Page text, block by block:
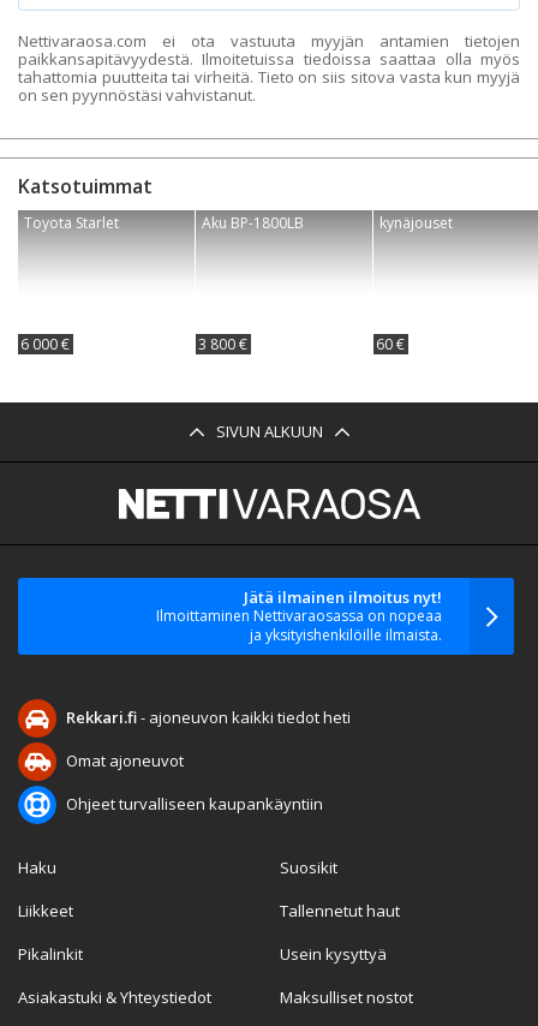
Nettivaraosa.com ei ota vastuuta myyjän antamien tietojen
paikkansapitävyydestä. Ilmoitetuissa tiedoissa saattaa olla myös
tahattomia puutteita tai virheitä. Tieto on siis sitova vasta kun myyjä
on sen pyynnöstäsi vahvistanut.
Katsotuimmat
Toyota Starlet
6 000 €
Aku BP-1800LB
3 800 €
kynäjouset
60 €
SIVUN ALKUUN
Jätä ilmainen ilmoitus nyt!
Ilmoittaminen Nettivaraosassa on nopeaa
ja yksityishenkilöille ilmaista.
Rekkari.fi- ajoneuvon kaikki tiedot heti
Omat ajoneuvot
Ohjeet turvalliseen kaupankäyntiin
Haku
Liikkeet
Pikalinkit
Asiakastuki & Yhteystiedot
Suosikit
Tallennetut haut
Usein kysyttyä
Maksulliset nostot